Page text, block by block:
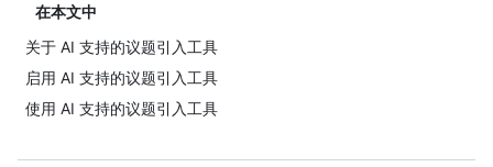
在本文中
关于 AI 支持的议题引入工具
启用 AI 支持的议题引入工具
使用 AI 支持的议题引入工具